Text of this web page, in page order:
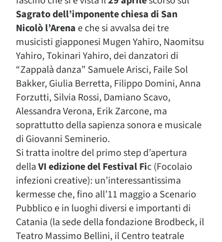
Sagrato dell’imponente chiesa di San
Nicolò l’Arena e che si avvalsa dei tre
musicisti giapponesi Mugen Yahiro, Naomitsu
Yahiro, Tokinari Yahiro, dei danzatori di
“Zappalà danza” Samuele Arisci, Faile Sol
Bakker, Giulia Berretta, Filippo Domini, Anna
Forzutti, Silvia Rossi, Damiano Scavo,
Alessandra Verona, Erik Zarcone, ma
soprattutto della sapienza sonora e musicale
di Giovanni Seminerio.
Si tratta inoltre del primo step d’apertura
dellaVI edizione del Festival Fic (Focolaio
infezioni creative): un’interessantissima
kermesse che, fino all’11 maggio a Scenario
Pubblico e in luoghi diversi e importanti di
Catania (la sede della fondazione Brodbeck, il
Teatro Massimo Bellini, il Centro teatrale